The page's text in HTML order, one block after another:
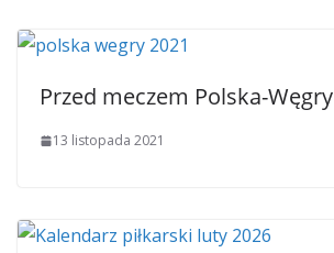
Przed meczem Polska-Węgry
13 listopada 2021